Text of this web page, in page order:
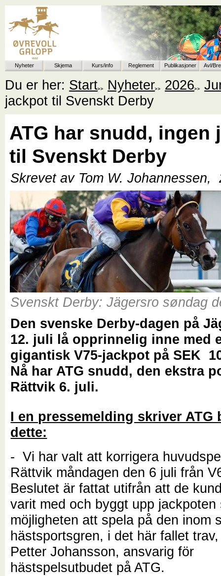
Nyheter Skjema Kurs/info Reglement Publikasjoner Avl/
Du er her: Start Nyheter 2026
jackpot til Svenskt Derby
ATG har snudd, ingen
til Svenskt Derby
Skrevet av Tom W. Johannessen,
Svenskt Derby: Jägersro søndag
Den svenske Derby-dagen på
12. juli lå opprinnelig inne med
gigantisk V75-jackpot på SEK
Nå har ATG snudd, den ekstra
Rättvik 6. juli.
I en pressemelding skriver ATG
dette:
- Vi har valt att korrigera
Rättvik måndagen den 6 juli från
Beslutet är fattat utifrån att de
varit med och byggt upp jackpoten
möjligheten att spela på den inom
hästsportsgren, i det här fallet
Petter Johansson, ansvarig för
hästspelsutbudet på ATG.